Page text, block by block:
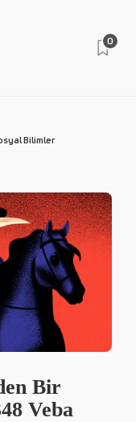
0
Bilimler
Bir
Veba